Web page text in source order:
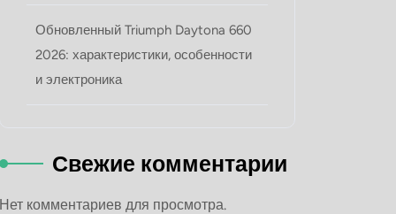
Обновленный Triumph Daytona 660
2026: характеристики, особенности
и электроника
Свежие комментарии
Нет комментариев для просмотра.